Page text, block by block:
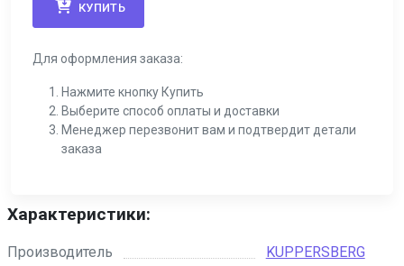
КУПИТЬ
Для оформления заказа:
Нажмите кнопку Купить
Выберите способ оплаты и доставки
Менеджер перезвонит вам и подтвердит детали
заказа
Характеристики:
Производитель
KUPPERSBERG